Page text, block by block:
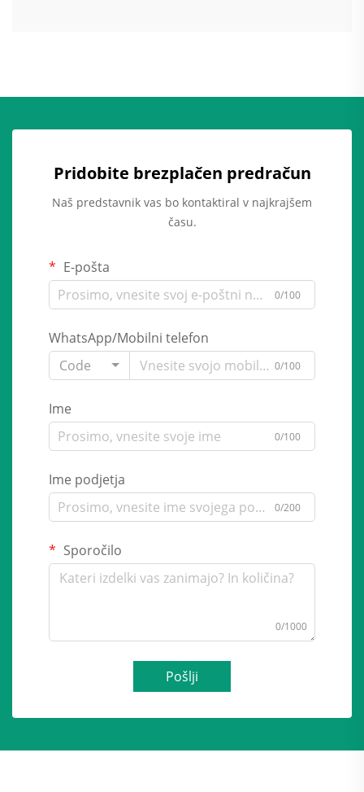
Pridobite brezplačen predračun
Naš predstavnik vas bo kontaktiral v najkrajšem
času.
E-pošta
0/100
WhatsApp/Mobilni telefon
Code
0/100
Ime
0/100
Ime podjetja
0/200
Sporočilo
0/1000
Pošlji